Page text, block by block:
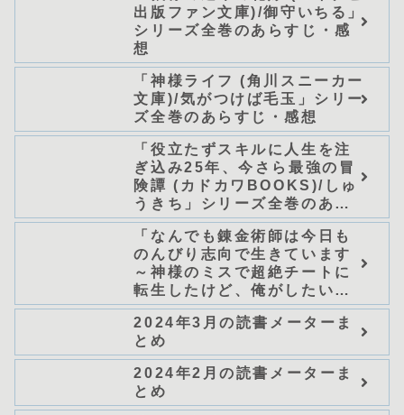
出版ファン文庫)/御守いちる」
シリーズ全巻のあらすじ・感
想
「神様ライフ (角川スニーカー
文庫)/気がつけば毛玉」シリー
ズ全巻のあらすじ・感想
「役立たずスキルに人生を注
ぎ込み25年、今さら最強の冒
険譚 (カドカワBOOKS)/しゅ
うきち」シリーズ全巻のあら
すじ・感想
「なんでも錬金術師は今日も
のんびり志向で生きています
～神様のミスで超絶チートに
転生したけど、俺がしたいの
は冒険じゃなくてホワイト商
会の立上げです～（グラスト
ノベルス） (グラスト
NOVELS)/可換環」シリーズ
全巻のあらすじ・感想
2024年3月の読書メーターま
とめ
2024年2月の読書メーターま
とめ